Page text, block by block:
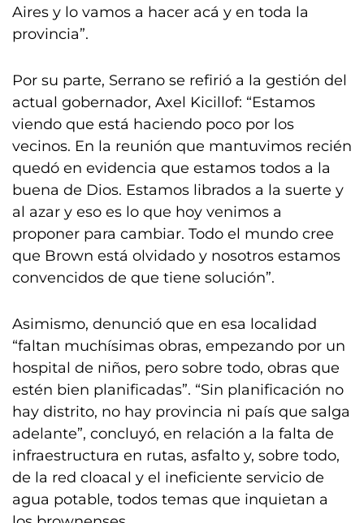
Aires y lo vamos a hacer acá y en toda la
provincia”.
Por su parte, Serrano se refirió a la gestión del
actual gobernador, Axel Kicillof: “Estamos
viendo que está haciendo poco por los
vecinos. En la reunión que mantuvimos recién
quedó en evidencia que estamos todos a la
buena de Dios. Estamos librados a la suerte y
al azar y eso es lo que hoy venimos a
proponer para cambiar. Todo el mundo cree
que Brown está olvidado y nosotros estamos
convencidos de que tiene solución”.
Asimismo, denunció que en esa localidad
“faltan muchísimas obras, empezando por un
hospital de niños, pero sobre todo, obras que
estén bien planificadas”. “Sin planificación no
hay distrito, no hay provincia ni país que salga
adelante”, concluyó, en relación a la falta de
infraestructura en rutas, asfalto y, sobre todo,
de la red cloacal y el ineficiente servicio de
agua potable, todos temas que inquietan a